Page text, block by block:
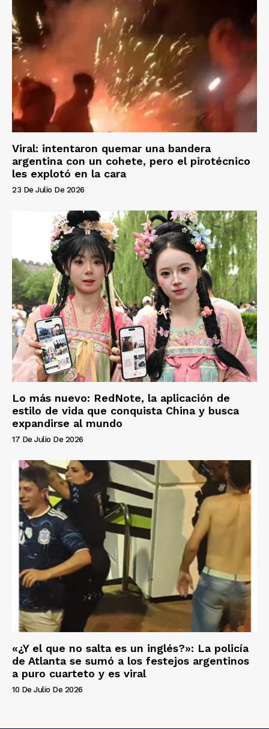
Viral: intentaron quemar una bandera
argentina con un cohete, pero el pirotécnico
les explotó en la cara
23 De Julio De 2026
Lo más nuevo: RedNote, la aplicación de
estilo de vida que conquista China y busca
expandirse al mundo
17 De Julio De 2026
«¿Y el que no salta es un inglés?»: La policía
de Atlanta se sumó a los festejos argentinos
a puro cuarteto y es viral
10 De Julio De 2026